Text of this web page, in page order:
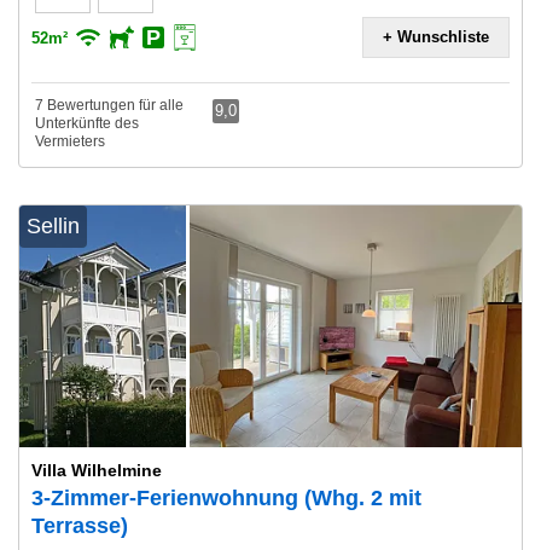
52m² + Wunschliste
7 Bewertungen für alle
Unterkünfte des
Vermieters
9,0
Sellin
Villa Wilhelmine
3-Zimmer-Ferienwohnung (Whg. 2 mit
Terrasse)